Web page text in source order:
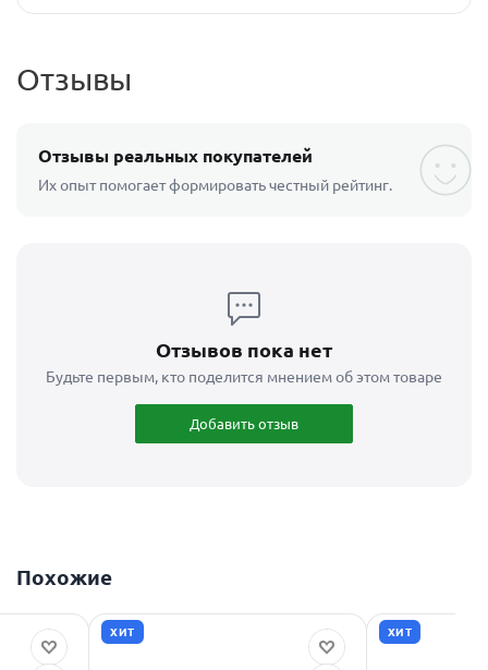
Отзывы
Отзывы реальных покупателей
Их опыт помогает формировать честный рейтинг.
Отзывов пока нет
Будьте первым, кто поделится мнением об этом товаре
Добавить отзыв
Похожие
ХИТ ХИТ